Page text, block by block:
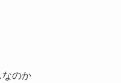
なのか